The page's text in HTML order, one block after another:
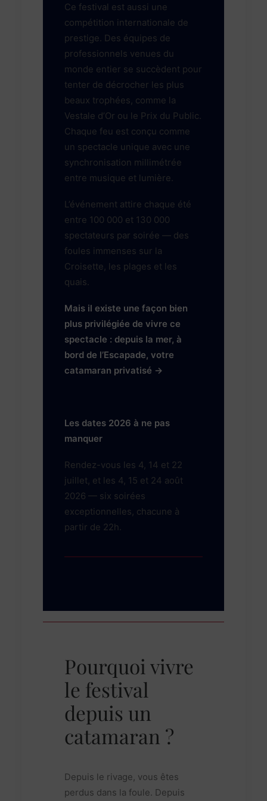
Ce festival est aussi une
compétition internationale de
prestige. Des équipes de
professionnels venues du
monde entier se succèdent pour
tenter de décrocher les plus
beaux trophées, comme la
Vestale d’Or ou le Prix du Public.
Chaque feu est conçu comme
un spectacle unique avec une
synchronisation millimétrée
entre musique et lumière.
L’événement attire chaque été
entre 100 000 et 130 000
spectateurs par soirée — des
foules immenses sur la
Croisette, les plages et les
quais.
Mais il existe une façon bien
plus privilégiée de vivre ce
spectacle : depuis la mer, à
bord de l’Escapade, votre
catamaran privatisé →
Les dates 2026 à ne pas
manquer
Rendez-vous les 4, 14 et 22
juillet, et les 4, 15 et 24 août
2026 — six soirées
exceptionnelles, chacune à
partir de 22h.
Pourquoi vivre
le festival
depuis un
catamaran ?
Depuis le rivage, vous êtes
perdus dans la foule. Depuis